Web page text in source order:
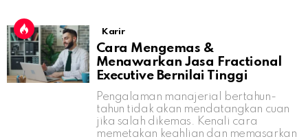
Karir
Cara Mengemas &
Menawarkan Jasa Fractional
Executive Bernilai Tinggi
Pengalaman manajerial bertahun-
tahun tidak akan mendatangkan cuan
jika salah dikemas. Kenali cara
memetakan keahlian dan memasarkan